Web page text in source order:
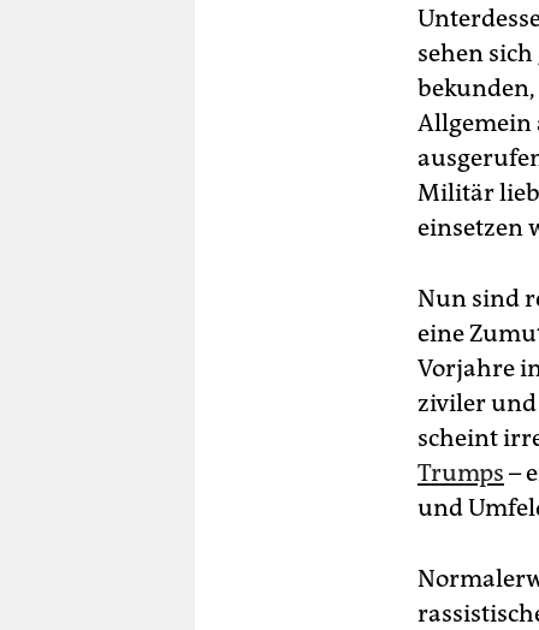
sehen
Allgemein
Militär
einsetzen
Nun sind
eine
Vorjahre
ziviler
scheint
Trumps –
und